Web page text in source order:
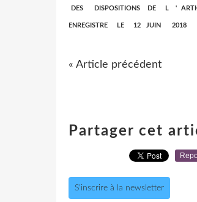
DES DISPOSITIONS DE L '
ENREGISTRE LE 12 JUIN 2018
« Article précédent
Partager cet
S'inscrire à la newsletter